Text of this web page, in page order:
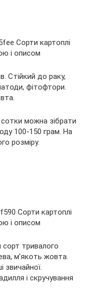
Стійкий до раку,
фітофтори.
можна зібрати
100-150 грам. На
розміру.
сорт тривалого
м’якоть жовта.
звичайної.
і скручування